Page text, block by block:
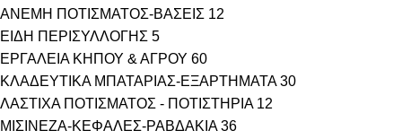
ΑΝΕΜΗ ΠΟΤΙΣΜΑΤΟΣ-ΒΑΣΕΙΣ 12
ΕΙΔΗ ΠΕΡΙΣΥΛΛΟΓΗΣ 5
ΕΡΓΑΛΕΙΑ ΚΗΠΟΥ & ΑΓΡΟΥ 60
ΚΛΑΔΕΥΤΙΚΑ ΜΠΑΤΑΡΙΑΣ-ΕΞΑΡΤΗΜΑΤΑ 30
ΛΑΣΤΙΧΑ ΠΟΤΙΣΜΑΤΟΣ - ΠΟΤΙΣΤΗΡΙΑ 12
ΜΙΣΙΝΕΖΑ-ΚΕΦΑΛΕΣ-ΡΑΒΔΑΚΙΑ 36